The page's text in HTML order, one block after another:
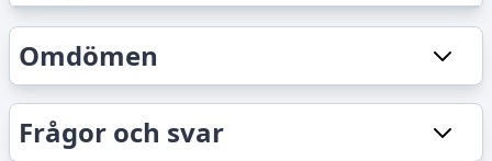
Omdömen
Frågor och svar